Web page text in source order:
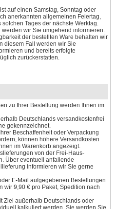
auf einen Samstag, Sonntag oder
anerkannten allgemeinen Feiertag,
Tages der nächste Werktag.
wir Sie umgehend informieren.
der bestellten Ware behalten wir
diesem Fall werden wir Sie
und bereits erfolgte
zurückerstatten.
zu Ihrer Bestellung werden Ihnen im
Deutschlands versandkostenfrei
gekennzeichnet.
Beschaffenheit oder Verpackung
können höhere Versandkosten
im Warenkorb angezeigt.
von der Frei-Haus-
Über eventuell anfallende
informieren wir Sie gerne
E-Mail aufgegebenen Bestellungen
wir 9,90 € pro Paket, Spedition nach
Ziel außerhalb Deutschlands oder
kalkuliert werden. Sie werden Sie